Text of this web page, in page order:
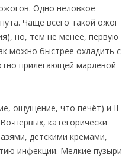
Одно неловкое
Чаще всего такой ожог
но, тем не менее, первую
можно быстрее oхладить с
прилегающей марлевой
ощущение, что печёт) и II
первых, категорически
детскими кремами,
инфекции. Мелкие пузыри